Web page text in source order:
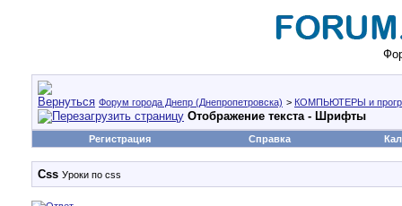
Форум города Днепр (Днепропетровска) > КОМПЬЮТЕРЫ и
Отображение текста - Шрифты
Регистрация Справка
Сss Уроки по css